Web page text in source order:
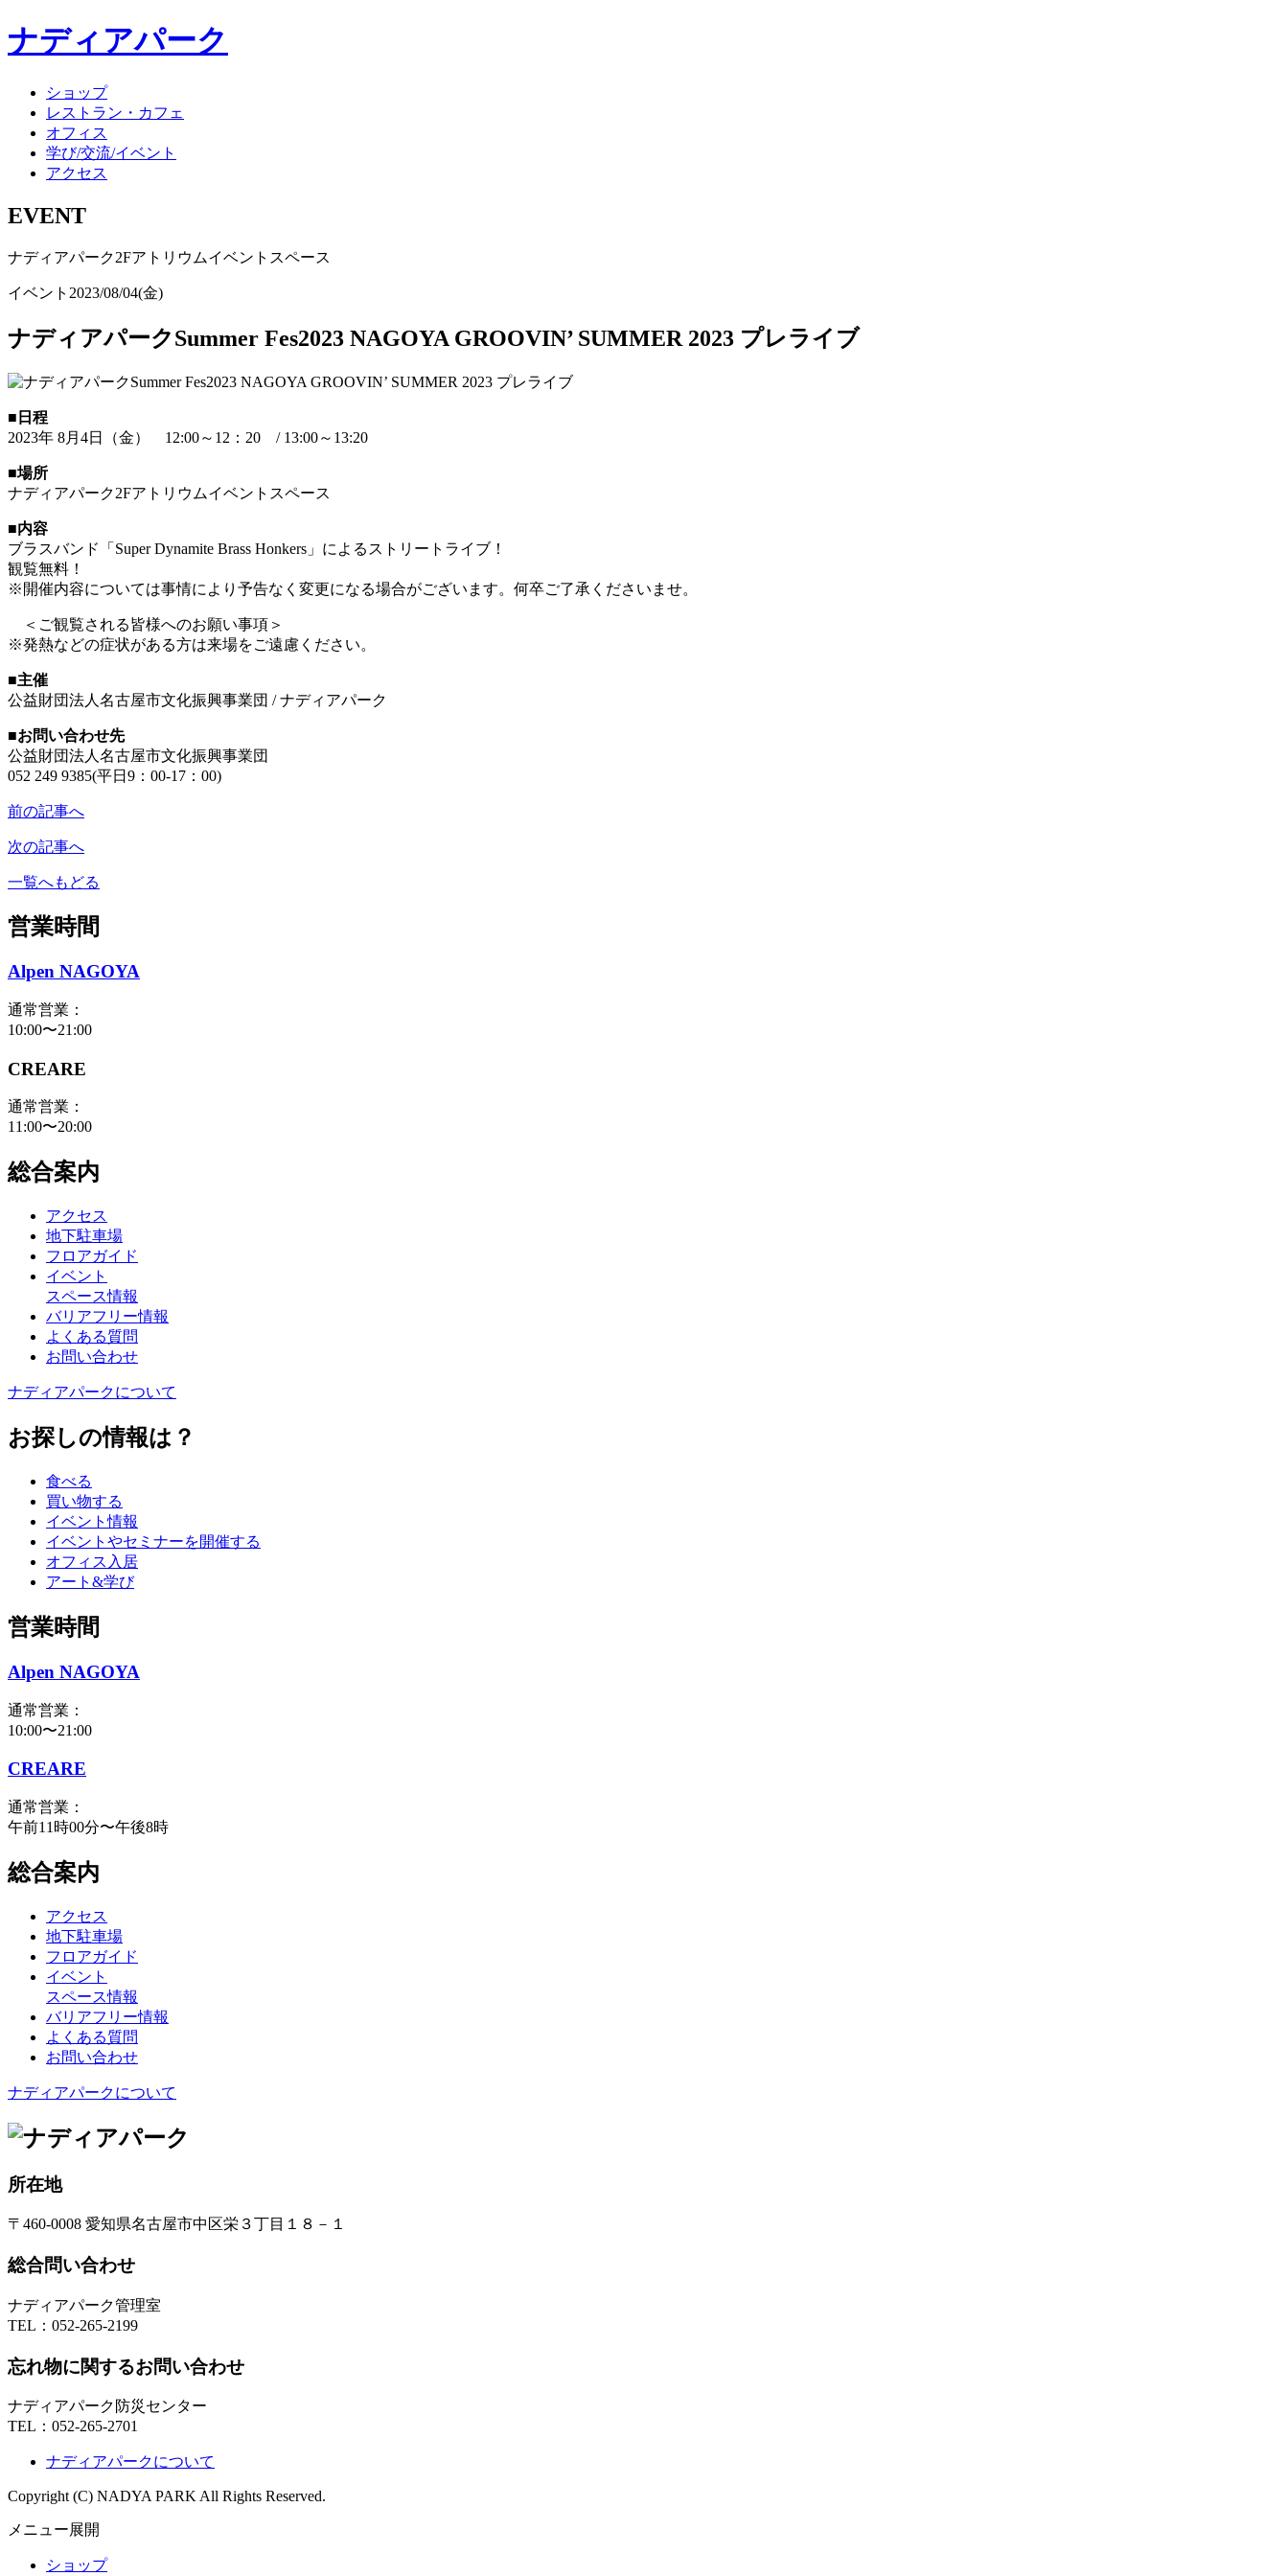
ナディアパーク
ショップ
レストラン・カフェ
オフィス
学び/交流/イベント
アクセス
EVENT
ナディアパーク2Fアトリウムイベントスペース
イベント 2023/08/04(金)
ナディアパークSummer Fes2023 NAGOYA GROOVIN’ SUMMER 2023 プレライブ
■日程
2023年 8月4日（金） 12:00～12：20 / 13:00～13:20
■場所
ナディアパーク2Fアトリウムイベントスペース
■内容
ブラスバンド「Super Dynamite Brass Honkers」によるストリートライブ！
観覧無料！
※開催内容については事情により予告なく変更になる場合がございます。何卒ご了承くださいませ。
＜ご観覧される皆様へのお願い事項＞
※発熱などの症状がある方は来場をご遠慮ください。
■主催
公益財団法人名古屋市文化振興事業団 / ナディアパーク
■お問い合わせ先
公益財団法人名古屋市文化振興事業団
052 249 9385(平日9：00-17：00)
前の記事へ
次の記事へ
一覧へもどる
営業時間
Alpen NAGOYA
通常営業：
10:00〜21:00
CREARE
通常営業：
11:00〜20:00
総合案内
アクセス
地下駐車場
フロアガイド
イベント
スペース情報
バリアフリー情報
よくある質問
お問い合わせ
ナディアパークについて
お探しの情報は？
食べる
買い物する
イベント情報
イベントやセミナーを開催する
オフィス入居
アート&学び
営業時間
Alpen NAGOYA
通常営業：
10:00〜21:00
CREARE
通常営業：
午前11時00分〜午後8時
総合案内
アクセス
地下駐車場
フロアガイド
イベント
スペース情報
バリアフリー情報
よくある質問
お問い合わせ
ナディアパークについて
所在地
〒460-0008 愛知県名古屋市中区栄３丁目１８－１
総合問い合わせ
ナディアパーク管理室
TEL： 052-265-2199
忘れ物に関するお問い合わせ
ナディアパーク防災センター
TEL： 052-265-2701
ナディアパークについて
Copyright (C) NADYA PARK All Rights Reserved.
メニュー展開
ショップ